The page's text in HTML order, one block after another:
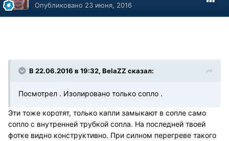
Опубликовано 23 июня, 2016
В 22.06.2016 в 19:32, BelaZZ сказал:
Посмотрел . Изолировано только сопло .
Эти тоже коротят, только капли замыкают в сопле само
сопло с внутренней трубкой сопла. На последней твоей
фотке видно конструктивно. При силном перегреве такого